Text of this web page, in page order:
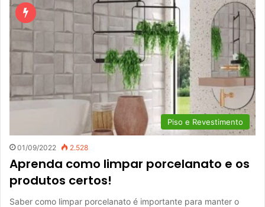
Piso e Revestimento
01/09/2022 2.528
Aprenda como limpar porcelanato e os
produtos certos!
Saber como limpar porcelanato é importante para manter o